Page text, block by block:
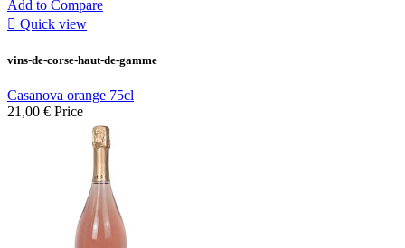
Add to Compare
 Quick view
vins-de-corse-haut-de-gamme
Casanova orange 75cl
21,00 € Price